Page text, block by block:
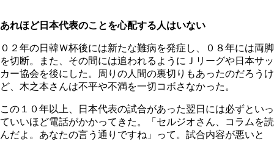
あれほど日本代表のことを心配する人はいない
０２年の日韓Ｗ杯後には新たな難病を発症し、０８年には両脚
を切断。また、その間には追われるようにＪリーグや日本サッ
カー協会を後にした。周りの人間の裏切りもあったのだろうけ
ど、木之本さんは不平や不満を一切コボさなかった。
この１０年以上、日本代表の試合があった翌日には必ずといっ
ていいほど電話がかかってきた。「セルジオさん、コラムを読
んだよ。あなたの言う通りですね」って。試合内容が悪いと